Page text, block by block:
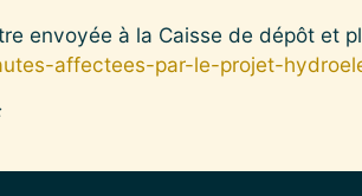
envoyée à la Caisse de dépôt et
affectees-par-le-projet-